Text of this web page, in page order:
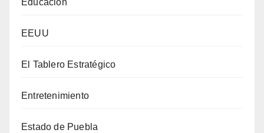
EEUU
El Tablero Estratégico
Entretenimiento
Estado de Puebla